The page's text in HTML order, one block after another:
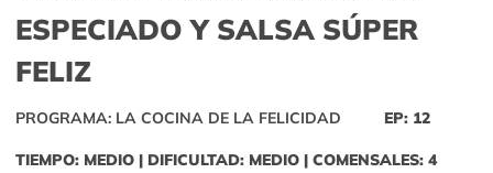
ESPECIADO Y SALSA SÚPER
FELIZ
PROGRAMA: LA COCINA DE LA FELICIDAD EP: 12
TIEMPO: MEDIO | DIFICULTAD: MEDIO | COMENSALES: 4